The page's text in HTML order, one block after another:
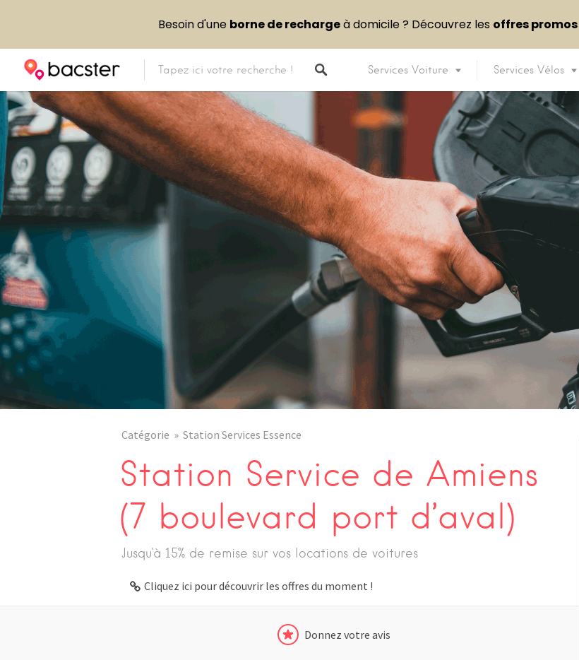
Services Voiture Services Vélos
Catégorie Station Services Essence
Station Service de Amiens
(7 boulevard port d’aval)
Jusqu'à 15% de remise sur vos locations de voitures
Cliquez ici pour découvrir les offres du moment !
Donnez votre avis
Besoin d'une borne de rechargeà domicile ? Découvrez les offres promos